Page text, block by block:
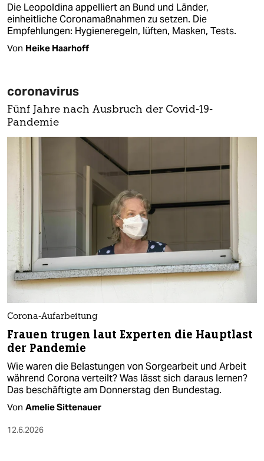
Die Leopoldina appelliert an Bund und Länder,
einheitliche Coronamaßnahmen zu setzen. Die
Empfehlungen: Hygieneregeln, lüften, Masken, Tests.
Von Heike Haarhoff
coronavirus
Fünf Jahre nach Ausbruch der Covid-19-
Pandemie
Corona-Aufarbeitung
Frauen trugen laut Experten die Hauptlast
der Pandemie
Wie waren die Belastungen von Sorgearbeit und Arbeit
während Corona verteilt? Was lässt sich daraus lernen?
Das beschäftigte am Donnerstag den Bundestag.
Von Amelie Sittenauer
12.6.2026